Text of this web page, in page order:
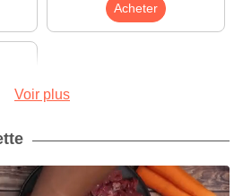
Acheter
Voir plus